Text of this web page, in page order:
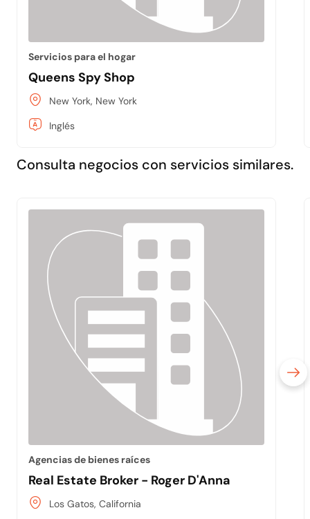
Servicios para el hogar
Queens Spy Shop
New York, New York
Inglés
Consulta negocios con servicios similares.
Agencias de bienes raíces
Real Estate Broker - Roger D'Anna
Los Gatos, California